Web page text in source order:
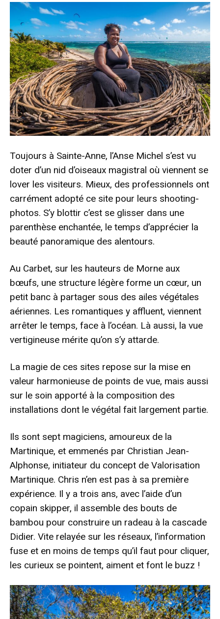
Toujours à Sainte-Anne, l’Anse Michel s’est vu
doter d’un nid d’oiseaux magistral où viennent se
lover les visiteurs. Mieux, des professionnels ont
carrément adopté ce site pour leurs shooting-
photos. S’y blottir c’est se glisser dans une
parenthèse enchantée, le temps d’apprécier la
beauté panoramique des alentours.
Au Carbet, sur les hauteurs de Morne aux
bœufs, une structure légère forme un cœur, un
petit banc à partager sous des ailes végétales
aériennes. Les romantiques y affluent, viennent
arrêter le temps, face à l’océan. Là aussi, la vue
vertigineuse mérite qu’on s’y attarde.
La magie de ces sites repose sur la mise en
valeur harmonieuse de points de vue, mais aussi
sur le soin apporté à la composition des
installations dont le végétal fait largement partie.
Ils sont sept magiciens, amoureux de la
Martinique, et emmenés par Christian Jean-
Alphonse, initiateur du concept de Valorisation
Martinique. Chris n’en est pas à sa première
expérience. Il y a trois ans, avec l’aide d’un
copain skipper, il assemble des bouts de
bambou pour construire un radeau à la cascade
Didier. Vite relayée sur les réseaux, l’information
fuse et en moins de temps qu’il faut pour cliquer,
les curieux se pointent, aiment et font le buzz !